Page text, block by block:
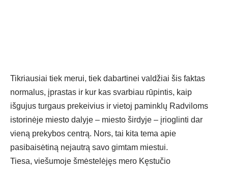
Tikriausiai tiek merui, tiek dabartinei valdžiai šis faktas
normalus, įprastas ir kur kas svarbiau rūpintis, kaip
išgujus turgaus prekeivius ir vietoj paminklų Radviloms
istorinėje miesto dalyje – miesto širdyje – įrioglinti dar
vieną prekybos centrą. Nors, tai kita tema apie
pasibaisėtiną nejautrą savo gimtam miestui.
Tiesa, viešumoje šmėstelėjęs mero Kęstučio